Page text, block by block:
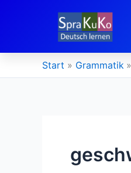
Start Grammatik